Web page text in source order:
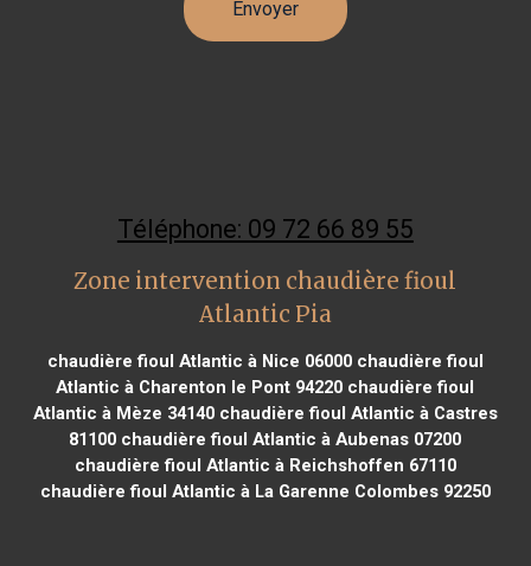
Téléphone: 09 72 66 89 55
Zone intervention chaudière fioul
Atlantic Pia
chaudière fioul Atlantic à Nice 06000chaudière fioul
Atlantic à Charenton le Pont 94220 chaudière fioul
Atlantic à Mèze 34140chaudière fioul Atlantic à Castres
81100 chaudière fioul Atlantic à Aubenas 07200
chaudière fioul Atlantic à Reichshoffen 67110
chaudière fioul Atlantic à La Garenne Colombes 92250